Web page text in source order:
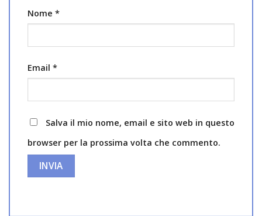
Nome *
Email *
Salva il mio nome, email e sito web in questo
browser per la prossima volta che commento.